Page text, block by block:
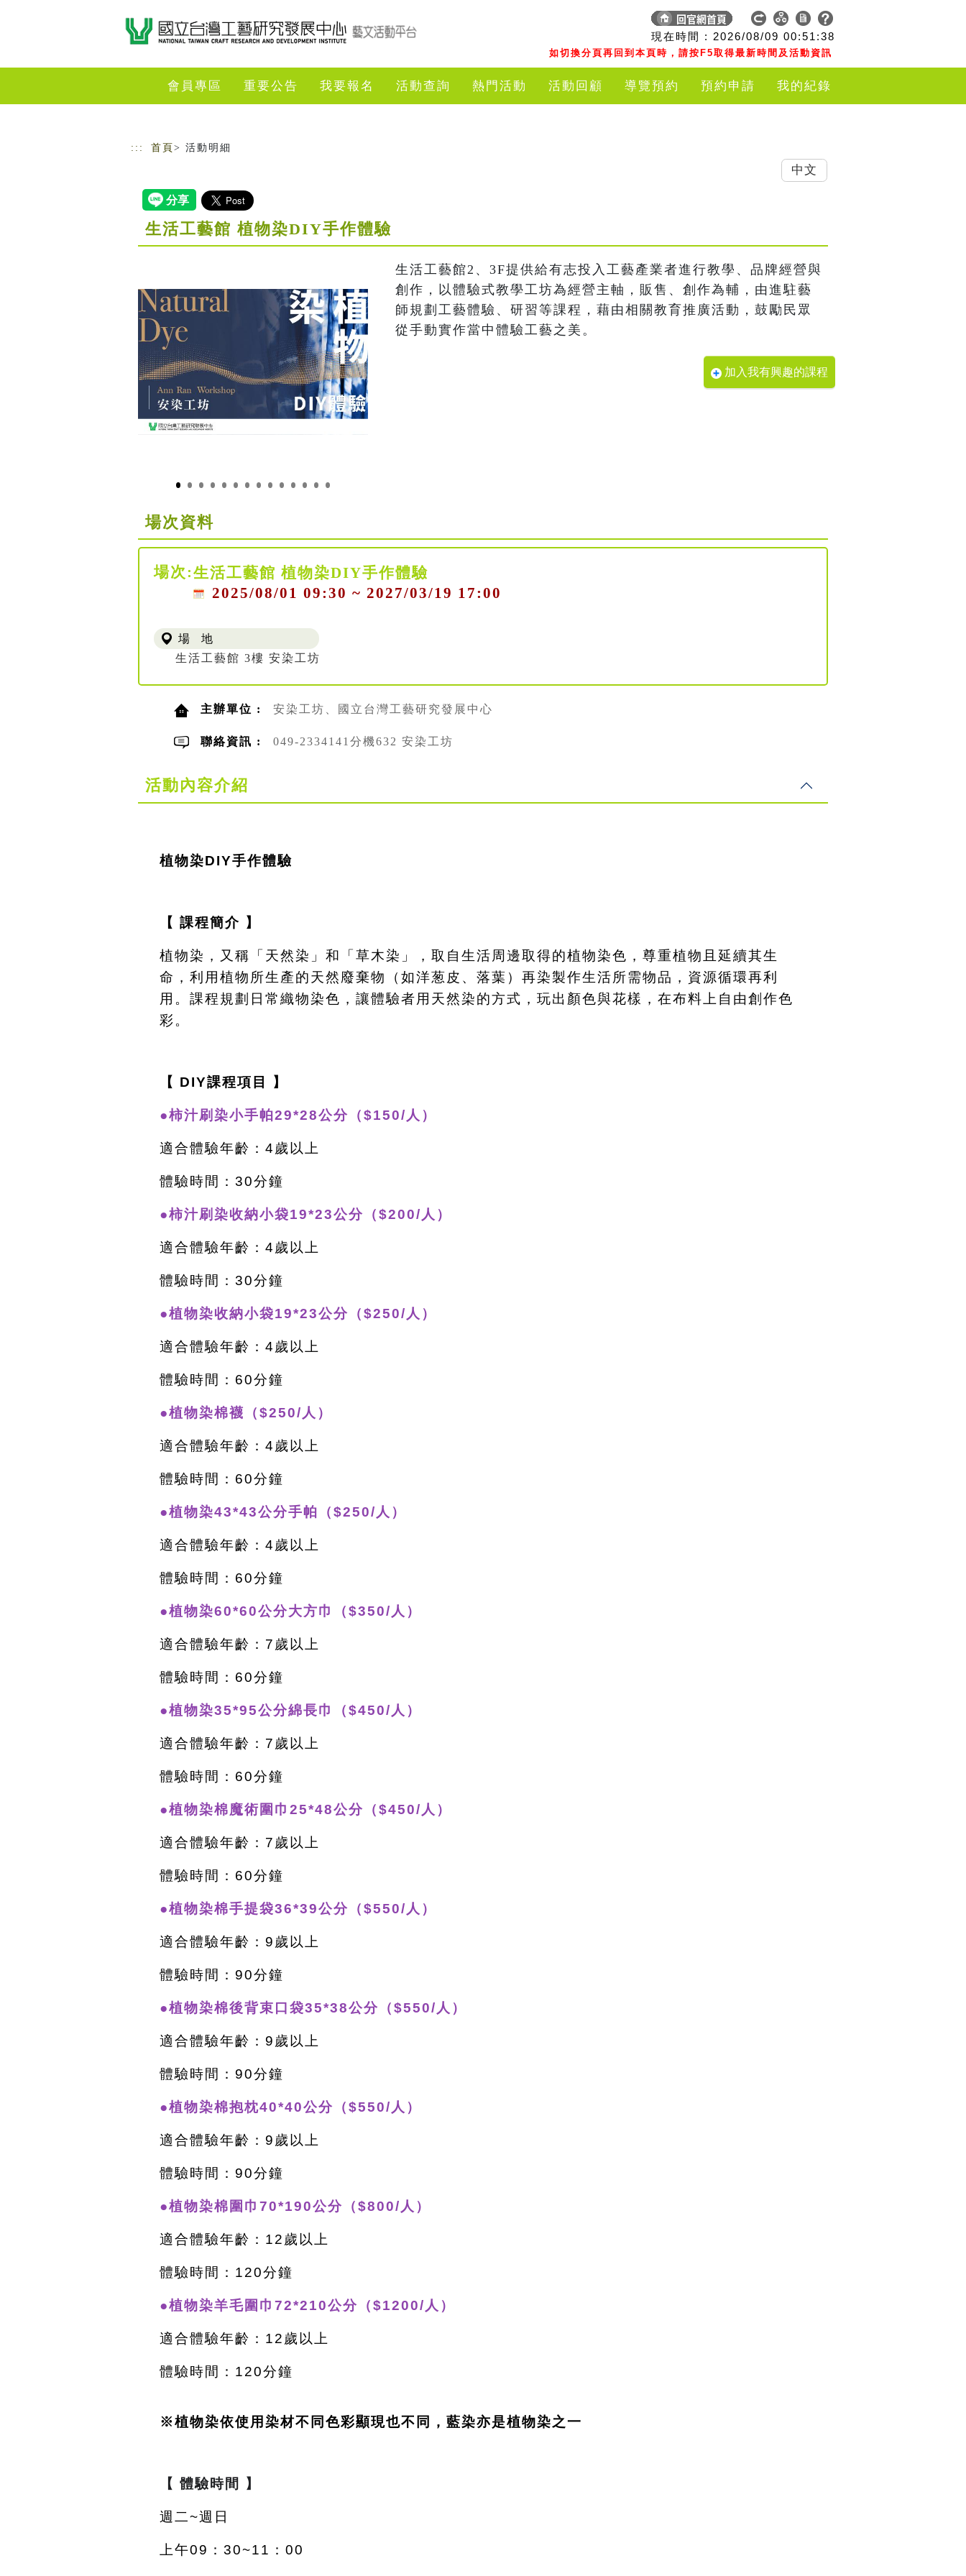
現在時間 : 2026/08/09 00:51:39
如切換分頁再回到本頁時，請按F5取得最新時間及活動資訊
會員專區 重要公告 我要報名 活動查詢 熱門活動 活動回顧 導覽預約 預約申請 我的紀錄
::: 首頁 > 活動明細
生活工藝館 植物染DIY手作體驗
生活工藝館2、3F提供給有志投入工藝產業者進行教學、品牌經營與
創作，以體驗式教學工坊為經營主軸，販售、創作為輔，由進駐藝
師規劃工藝體驗、研習等課程，藉由相關教育推廣活動，鼓勵民眾
從手動實作當中體驗工藝之美。
加入我有興趣的課程
場次資料
場次:生活工藝館 植物染DIY手作體驗
2025/08/01 09:30 ~ 2027/03/19 17:00
場 地
生活工藝館 3樓 安染工坊
主辦單位 : 安染工坊、國立台灣工藝研究發展中心
聯絡資訊 : 049-2334141分機632 安染工坊
活動內容介紹
植物染DIY手作體驗
【 課程簡介 】
植物染，又稱「天然染」和「草木染」，取自生活周邊取得的植物染色，尊重植物且延續其生
命，利用植物所生產的天然廢棄物（如洋葱皮、落葉）再染製作生活所需物品，資源循環再利
用。課程規劃日常織物染色，讓體驗者用天然染的方式，玩出顏色與花樣，在布料上自由創作色
彩。
【 DIY課程項目 】
●柿汁刷染小手帕29*28公分（$150/人）
適合體驗年齡：4歲以上
體驗時間：30分鐘
●柿汁刷染收納小袋19*23公分（$200/人）
適合體驗年齡：4歲以上
體驗時間：30分鐘
●植物染收納小袋19*23公分（$250/人）
適合體驗年齡：4歲以上
體驗時間：60分鐘
●植物染棉襪（$250/人）
適合體驗年齡：4歲以上
體驗時間：60分鐘
●植物染43*43公分手帕（$250/人）
適合體驗年齡：4歲以上
體驗時間：60分鐘
●植物染60*60公分大方巾（$350/人）
適合體驗年齡：7歲以上
體驗時間：60分鐘
●植物染35*95公分綿長巾（$450/人）
適合體驗年齡：7歲以上
體驗時間：60分鐘
●植物染棉魔術圍巾25*48公分（$450/人）
適合體驗年齡：7歲以上
體驗時間：60分鐘
●植物染棉手提袋36*39公分（$550/人）
適合體驗年齡：9歲以上
體驗時間：90分鐘
●植物染棉後背束口袋35*38公分（$550/人）
適合體驗年齡：9歲以上
體驗時間：90分鐘
●植物染棉抱枕40*40公分（$550/人）
適合體驗年齡：9歲以上
體驗時間：90分鐘
●植物染棉圍巾70*190公分（$800/人）
適合體驗年齡：12歲以上
體驗時間：120分鐘
●植物染羊毛圍巾72*210公分（$1200/人）
適合體驗年齡：12歲以上
體驗時間：120分鐘
※植物染依使用染材不同色彩顯現也不同，藍染亦是植物染之一
【 體驗時間 】
週二~週日
上午09：30~11：00